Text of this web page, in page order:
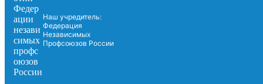
Наш учредитель:
Федерация
Независимых
Профсоюзов России